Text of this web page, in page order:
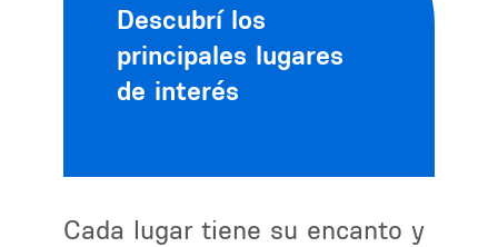
Descubrí los
principales lugares
de interés
Cada lugar tiene su encanto y